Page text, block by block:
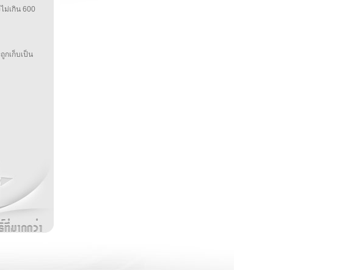
ม่เกิน 600
กเก็บเป็น